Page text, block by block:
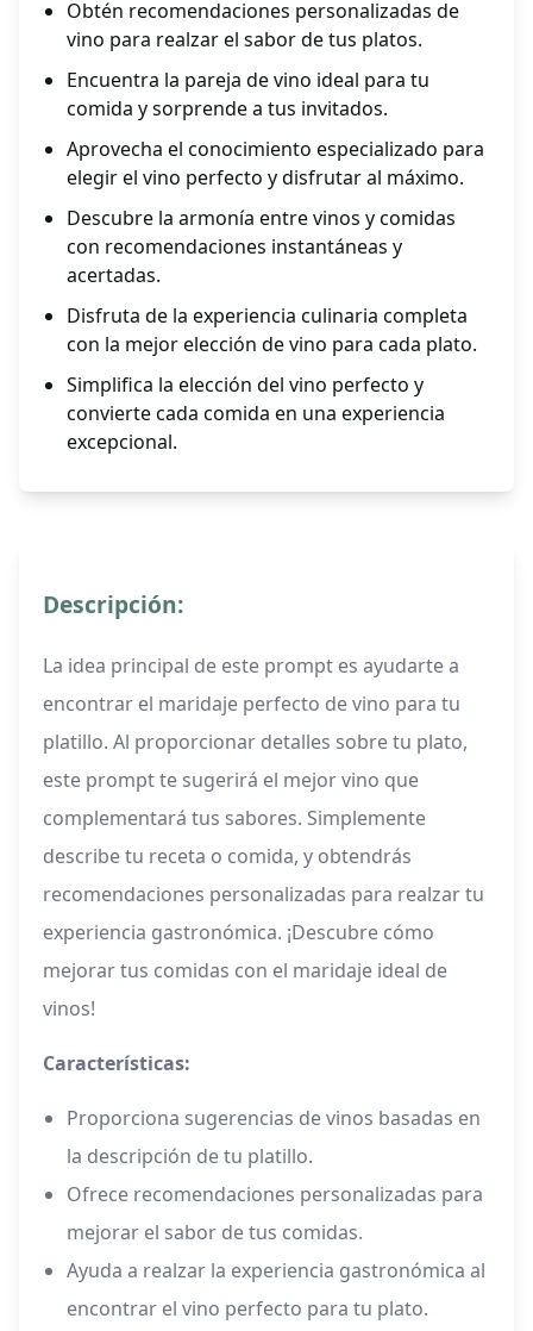
Obtén recomendaciones personalizadas de
vino para realzar el sabor de tus platos.
Encuentra la pareja de vino ideal para tu
comida y sorprende a tus invitados.
Aprovecha el conocimiento especializado para
elegir el vino perfecto y disfrutar al máximo.
Descubre la armonía entre vinos y comidas
con recomendaciones instantáneas y
acertadas.
Disfruta de la experiencia culinaria completa
con la mejor elección de vino para cada plato.
Simplifica la elección del vino perfecto y
convierte cada comida en una experiencia
excepcional.
Descripción:
La idea principal de este prompt es ayudarte a
encontrar el maridaje perfecto de vino para tu
platillo. Al proporcionar detalles sobre tu plato,
este prompt te sugerirá el mejor vino que
complementará tus sabores. Simplemente
describe tu receta o comida, y obtendrás
recomendaciones personalizadas para realzar tu
experiencia gastronómica. ¡Descubre cómo
mejorar tus comidas con el maridaje ideal de
vinos!
Características:
Proporciona sugerencias de vinos basadas en
la descripción de tu platillo.
Ofrece recomendaciones personalizadas para
mejorar el sabor de tus comidas.
Ayuda a realzar la experiencia gastronómica al
encontrar el vino perfecto para tu plato.